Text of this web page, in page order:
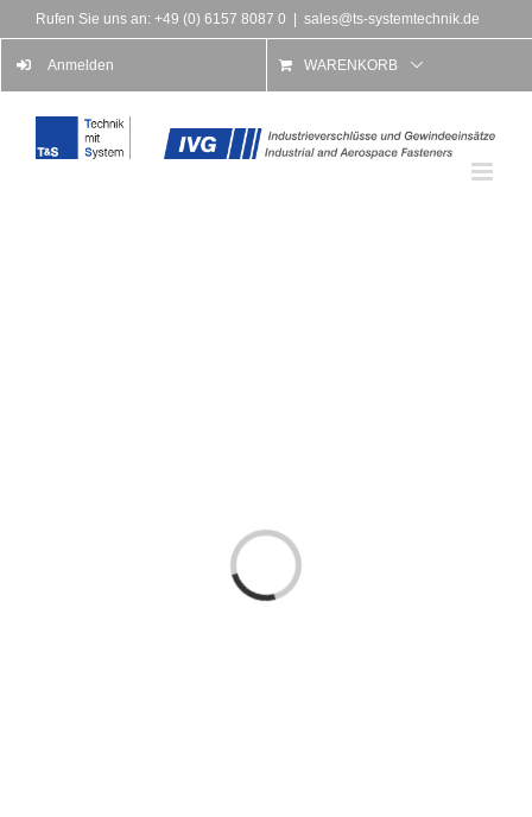
Rufen Sie uns an: +49 (0) 6157 8087 0 sales@ts-systemtechnik.de
Anmelden WARENKORB
Loading...